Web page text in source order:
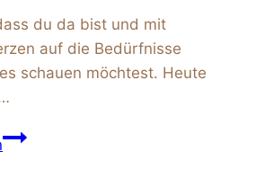
du da bist und mit
auf die Bedürfnisse
schauen möchtest. Heute
Die